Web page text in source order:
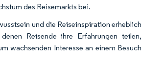
des Reisemarkts bei.
und die Reiseinspiration erheblich
Reisende ihre Erfahrungen teilen,
wachsenden Interesse an einem Besuch